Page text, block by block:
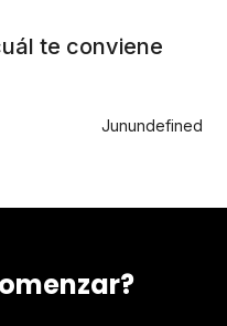
te conviene
Junundefined